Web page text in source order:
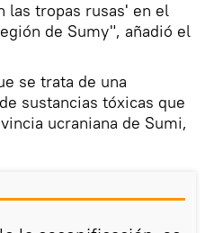
las tropas rusas' en el
de Sumy", añadió el
se trata de una
sustancias tóxicas que
ucraniana de Sumi,